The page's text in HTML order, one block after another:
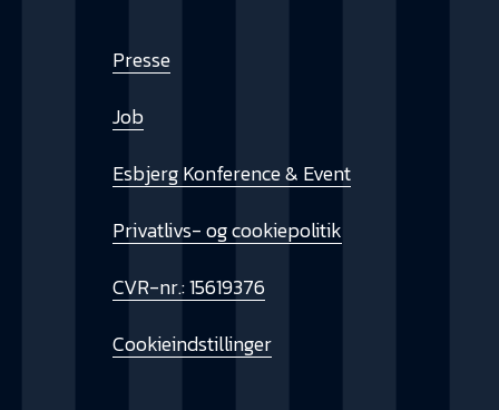
Presse
Job
Esbjerg Konference & Event
Privatlivs- og cookiepolitik
CVR-nr.: 15619376
Cookieindstillinger